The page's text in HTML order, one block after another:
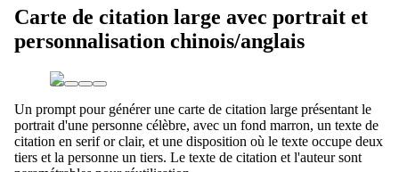
Carte de citation large avec portrait et
personnalisation chinois/anglais
Un prompt pour générer une carte de citation large présentant le
portrait d'une personne célèbre, avec un fond marron, un texte de
citation en serif or clair, et une disposition où le texte occupe deux
tiers et la personne un tiers. Le texte de citation et l'auteur sont